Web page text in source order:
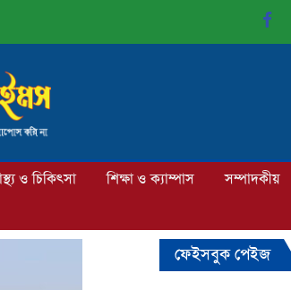
ও চিকিৎসা শিক্ষা ও ক্যাম্পাস
সম্পাদকীয়
ফেইসবুক পেইজ